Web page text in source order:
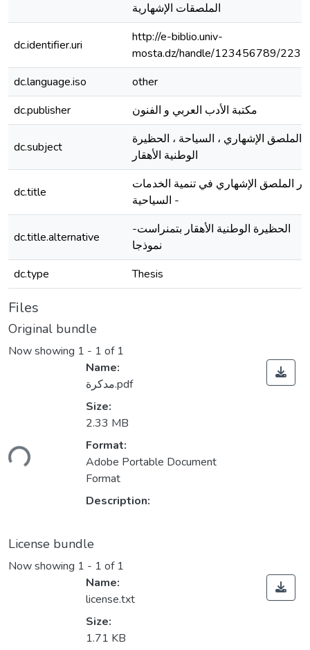
الملصقات الإشهارية
dc.identifier.uri
http://e-biblio.univ-
mosta.dz/handle/123456789/
dc.language.iso
other
dc.publisher
مكتبة الأدب العربي و الفنون
dc.subject
الملصق الإشهاري ، السياحة ، الحظيرة
الوطنية الأهقار
dc.title
الملصق الإشهاري في تنمية الخدمات
السياحية -
dc.title.alternative
-الحظيرة الوطنية الأهقار بتمنراست
نموذجا
dc.type
Thesis
Files
Original bundle
Now showing 1 - 1 of 1
Name:
مدكرة.pdf
Size:
2.33 MB
Format:
Adobe Portable Document
Format
Description:
License bundle
Now showing 1 - 1 of 1
Name:
license.txt
Size:
1.71 KB